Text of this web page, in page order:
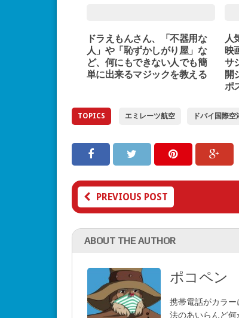
ドラえもんさん、「不器用な
人」や「恥ずかしがり屋」な
ど、何にもできない人でも簡
単に出来るマジックを教える
人
映
サ
開
ポ
TOPICS エミレーツ航空 ドバイ国際空
PREVIOUS POST
ABOUT THE AUTHOR
ポコペン
携帯電話がカラ
法のあいらんど